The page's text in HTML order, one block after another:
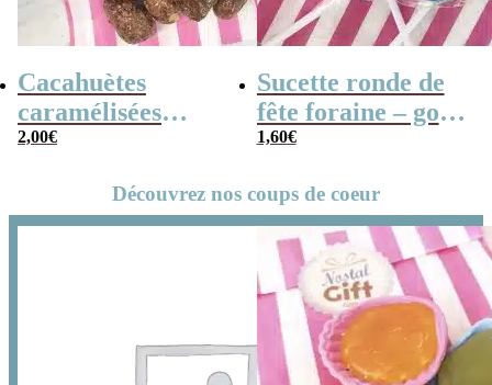
Cacahuètes
caramélisées
(chouchou) – 100g
2,00€
Sucette ronde de
fête foraine – goût
fruit x3 – 14cm
1,60€
Découvrez nos coups de coeur